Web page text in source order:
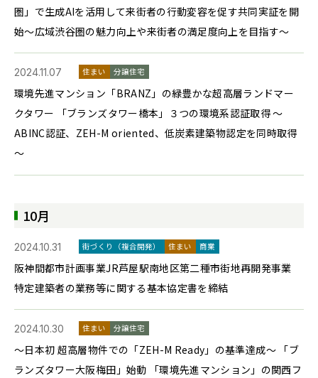
圏」で生成AIを活用して来街者の行動変容を促す共同実証を開
始～広域渋谷圏の魅力向上や来街者の満足度向上を目指す～
2024.11.07 住まい 分譲住宅
環境先進マンション「BRANZ」の緑豊かな超高層ランドマー
クタワー 「ブランズタワー橋本」３つの環境系認証取得 ～
ABINC認証、ZEH-M oriented、低炭素建築物認定を同時取得
～
10月
2024.10.31 街づくり（複合開発） 住まい 商業
阪神間都市計画事業JR芦屋駅南地区第二種市街地再開発事業
特定建築者の業務等に関する基本協定書を締結
2024.10.30 住まい 分譲住宅
～日本初 超高層物件での「ZEH-M Ready」の基準達成～ 「ブ
ランズタワー大阪梅田」始動 「環境先進マンション」の関西フ